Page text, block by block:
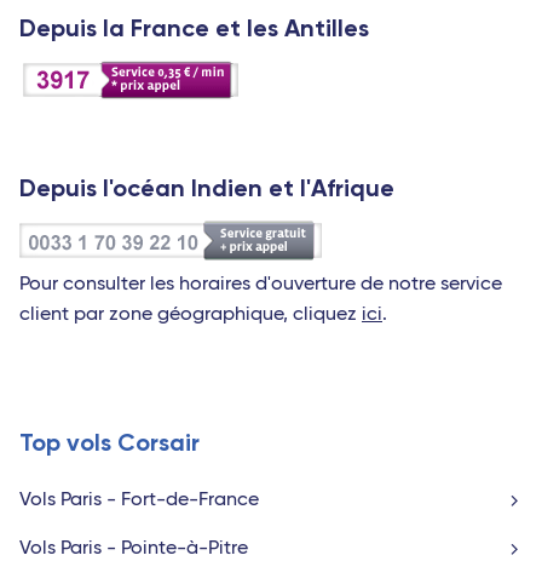
Depuis la France et les Antilles
Depuis l'océan Indien et l'Afrique
Pour consulter les horaires d'ouverture de notre service
client par zone géographique, cliquez ici.
Top vols Corsair
Vols Paris - Fort-de-France
Vols Paris - Pointe-à-Pitre